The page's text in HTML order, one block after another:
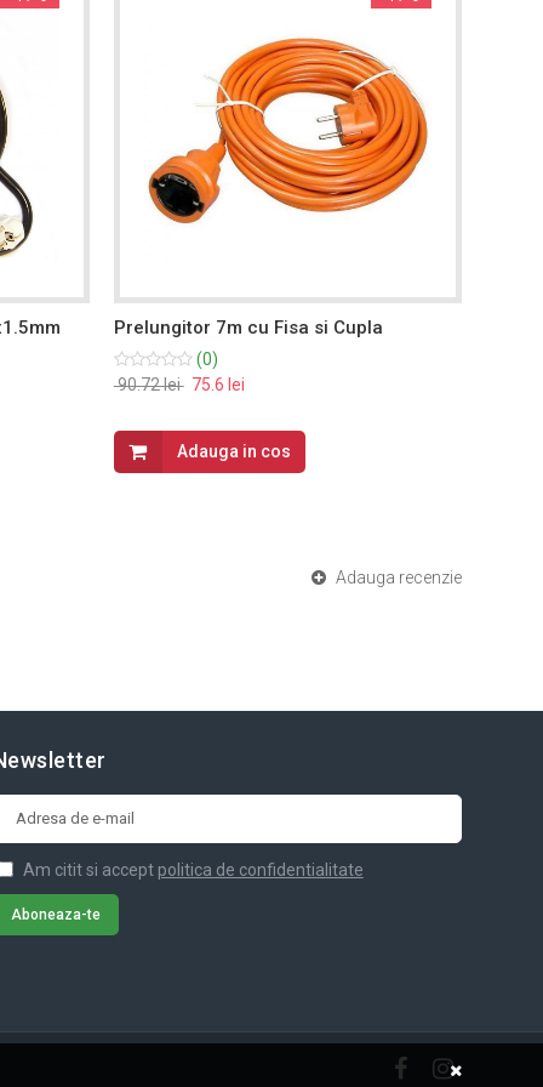
Prelungitor 7m cu Fisa si Cupla
(0)
90.72 lei 75.6 lei
Adauga in cos
Adauga recenzie
Am citit si accept politica de confidentialitate